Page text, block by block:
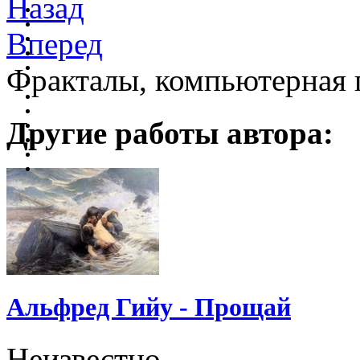
Назад
Вперед
Фракталы, компьютерная
Другие работы автора:
Альфред Гийу - Прощай